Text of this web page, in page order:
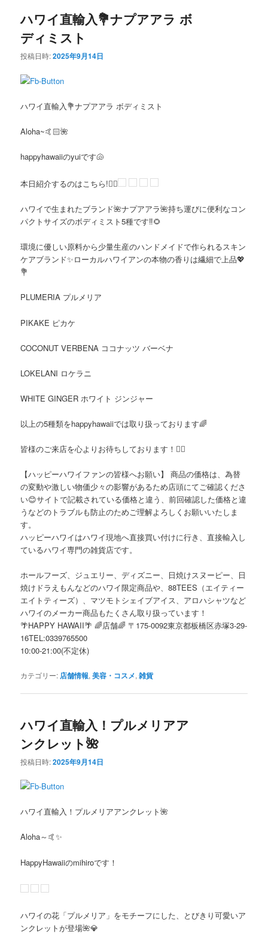
ハワイ直輸入💐ナプアアラ ボ
ディミスト
投稿日時:2025年9月14日
ハワイ直輸入💐ナプアアラ ボディミスト
Aloha~🤙🏻🌺
happyhawaiiのyuiです🐚
本日紹介するのはこちら!👇🏻
ハワイで生まれたブランド🌺ナプアアラ🌺持ち運びに便利なコン
パクトサイズのボディミスト5種です‼️🌻
環境に優しい原料から少量生産のハンドメイドで作られるスキン
ケアブランド✨ローカルハワイアンの本物の香りは繊細で上品💖
💐
PLUMERIA プルメリア
PIKAKE ピカケ
COCONUT VERBENA ココナッツ バーベナ
LOKELANI ロケラニ
WHITE GINGER ホワイト ジンジャー
以上の5種類をhappyhawaiiでは取り扱っております🌈
皆様のご来店を心よりお待ちしております！🙇‍♀️
【ハッピーハワイファンの皆様へお願い】 商品の価格は、為替
の変動や激しい物価少々の影響があるため店頭にてご確認くださ
い😊サイトで記載されている価格と違う、前回確認した価格と違
うなどのトラブルも防止のためご理解よろしくお願いいたしま
す。
ハッピーハワイはハワイ現地へ直接買い付けに行き、直接輸入し
ているハワイ専門の雑貨店です。
ホールフーズ、ジュエリー、ディズニー、日焼けスヌーピー、日
焼けドラえもんなどのハワイ限定商品や、88TEES（エイティー
エイトティーズ）、マツモトシェイブアイス、アロハシャツなど
ハワイのメーカー商品もたくさん取り扱っています！
🌴HAPPY HAWAII🌴 🌈店舗🌈 〒175-0092東京都板橋区赤塚3-29-
16TEL:0339765500
10:00-21:00(不定休)
カテゴリー: 店舗情報,美容・コスメ,雑貨
ハワイ直輸入！プルメリアア
ンクレット🌺
投稿日時:2025年9月14日
ハワイ直輸入 ！ プルメリアアンクレット🌺
Aloha～🤙✨
HappyHawaiiのmihiroです！
ハワイの花「プルメリア」をモチーフにした、とびきり可愛いア
ンクレットが登場🌺💎